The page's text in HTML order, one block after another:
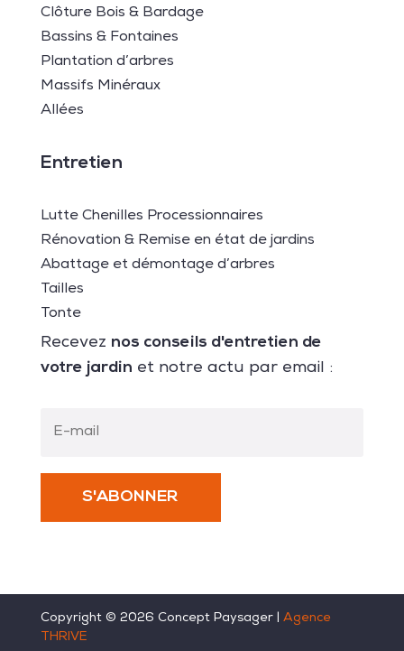
Clôture Bois & Bardage
Bassins & Fontaines
Plantation d’arbres
Massifs Minéraux
Allées
Entretien
Lutte Chenilles Processionnaires
Rénovation & Remise en état de jardins
Abattage et démontage d’arbres
Tailles
Tonte
Recevez nos conseils d'entretien de
votre jardin et notre actu par email :
S'ABONNER
Copyright © 2026 Concept Paysager | Agence
THRIVE